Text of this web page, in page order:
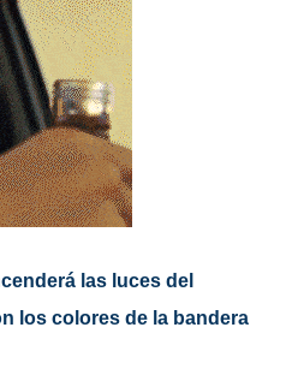
las luces del
los colores de la bandera